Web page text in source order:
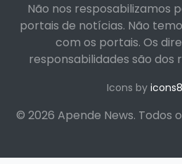
Não nos resposabilizamos
portais de notícias. Não
com os portais. Os
responsabilidades são dos
Icons by
© 2026 Apende News. Todos